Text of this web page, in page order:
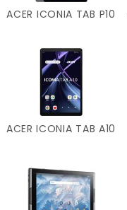
ACER ICONIA TAB P10
ACER ICONIA TAB A10